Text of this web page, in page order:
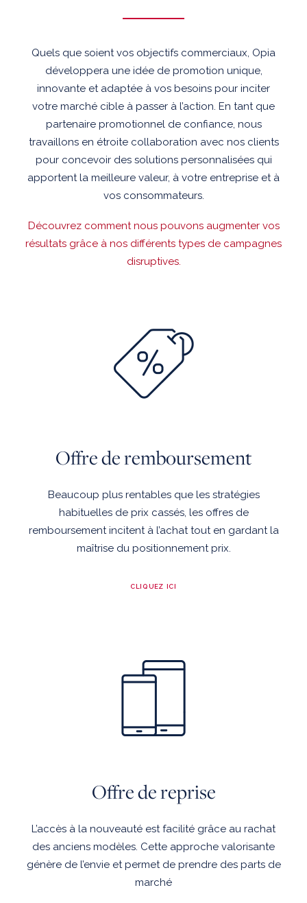
Quels que soient vos objectifs commerciaux, Opia
développera une idée de promotion unique,
innovante et adaptée à vos besoins pour inciter
votre marché cible à passer à l’action. En tant que
partenaire promotionnel de confiance, nous
travaillons en étroite collaboration avec nos clients
pour concevoir des solutions personnalisées qui
apportent la meilleure valeur, à votre entreprise et à
vos consommateurs.
Découvrez comment nous pouvons augmenter vos
résultats grâce à nos différents types de campagnes
disruptives.
Offre de remboursement
Beaucoup plus rentables que les stratégies
habituelles de prix cassés, les offres de
remboursement incitent à l’achat tout en gardant la
maîtrise du positionnement prix.
CLIQUEZ ICI
Offre de reprise
L’accès à la nouveauté est facilité grâce au rachat
des anciens modèles. Cette approche valorisante
génère de l’envie et permet de prendre des parts de
marché